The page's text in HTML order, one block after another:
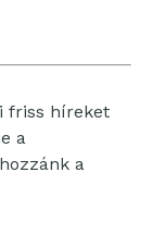
friss híreket
a
a